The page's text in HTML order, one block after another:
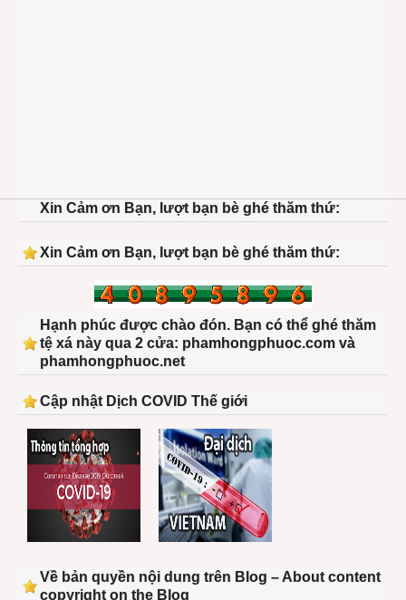
Xin Cảm ơn Bạn, lượt bạn bè ghé thăm thứ:
Xin Cảm ơn Bạn, lượt bạn bè ghé thăm thứ:
Hạnh phúc được chào đón. Bạn có thể ghé thăm
tệ xá này qua 2 cửa: phamhongphuoc.com và
phamhongphuoc.net
Cập nhật Dịch COVID Thế giới
Về bản quyền nội dung trên Blog – About content
copyright on the Blog